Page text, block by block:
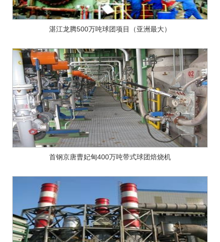
湛江龙腾500万吨球团项目（亚洲最大）
首钢京唐曹妃甸400万吨带式球团焙烧机